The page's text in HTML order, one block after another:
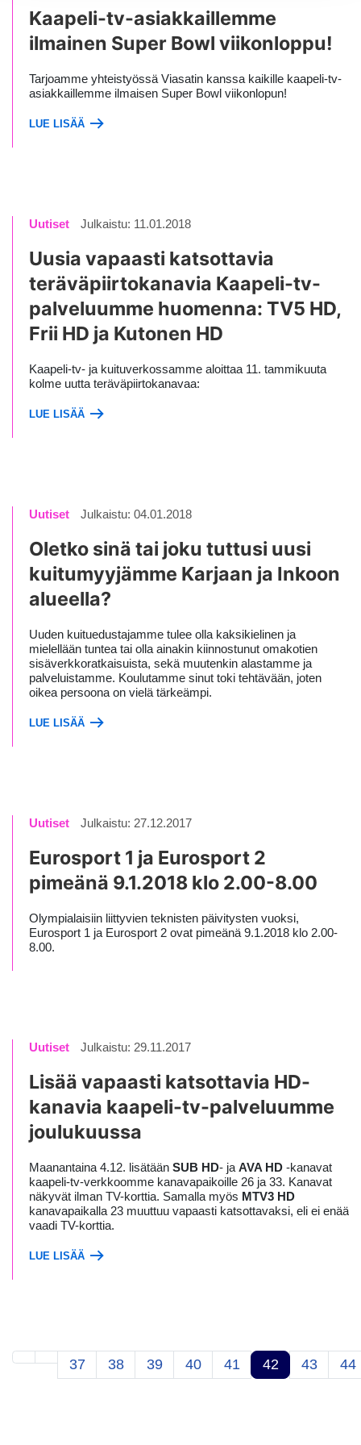
Kaapeli-tv-asiakkaillemme
ilmainen Super Bowl viikonloppu!
Tarjoamme yhteistyössä Viasatin kanssa kaikille kaapeli-tv-
asiakkaillemme ilmaisen Super Bowl viikonlopun!
LUE LISÄÄ
Uutiset Julkaistu: 11.01.2018
Uusia vapaasti katsottavia
teräväpiirtokanavia Kaapeli-tv-
palveluumme huomenna: TV5 HD,
Frii HD ja Kutonen HD
Kaapeli-tv- ja kuituverkossamme aloittaa 11. tammikuuta
kolme uutta teräväpiirtokanavaa:
LUE LISÄÄ
Uutiset Julkaistu: 04.01.2018
Oletko sinä tai joku tuttusi uusi
kuitumyyjämme Karjaan ja Inkoon
alueella?
Uuden kuituedustajamme tulee olla kaksikielinen ja
mielellään tuntea tai olla ainakin kiinnostunut omakotien
sisäverkkoratkaisuista, sekä muutenkin alastamme ja
palveluistamme. Koulutamme sinut toki tehtävään, joten
oikea persoona on vielä tärkeämpi.
LUE LISÄÄ
Uutiset Julkaistu: 27.12.2017
Eurosport 1 ja Eurosport 2
pimeänä 9.1.2018 klo 2.00-8.00
Olympialaisiin liittyvien teknisten päivitysten vuoksi,
Eurosport 1 ja Eurosport 2 ovat pimeänä 9.1.2018 klo 2.00-
8.00.
Uutiset Julkaistu: 29.11.2017
Lisää vapaasti katsottavia HD-
kanavia kaapeli-tv-palveluumme
joulukuussa
Maanantaina 4.12. lisätään SUB HD- ja AVA HD -kanavat
kaapeli-tv-verkkoomme kanavapaikoille 26 ja 33. Kanavat
näkyvät ilman TV-korttia. Samalla myös MTV3 HD
kanavapaikalla 23 muuttuu vapaasti katsottavaksi, eli ei enää
vaadi TV-korttia.
LUE LISÄÄ
37 38 39 40 41 42 43 44